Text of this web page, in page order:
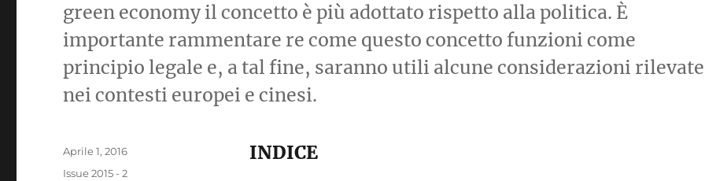
green economy il concetto è più adottato rispetto alla politica. È
importante rammentare re come questo concetto funzioni come
principio legale e, a tal fine, saranno utili alcune considerazioni rilevate
nei contesti europei e cinesi.
INDICE
Pubblicato
il
Aprile 1, 2016
Categorie
Issue 2015 - 2